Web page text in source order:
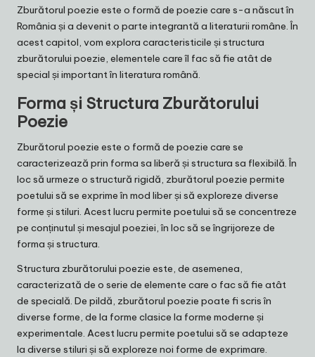
Zburătorul poezie este o formă de poezie care s-a născut în
România și a devenit o parte integrantă a literaturii române. În
acest capitol, vom explora caracteristicile și structura
zburătorului poezie, elementele care îl fac să fie atât de
special și important în literatura română.
Forma și Structura Zburătorului
Poezie
Zburătorul poezie este o formă de poezie care se
caracterizează prin forma sa liberă și structura sa flexibilă. În
loc să urmeze o structură rigidă, zburătorul poezie permite
poetului să se exprime în mod liber și să exploreze diverse
forme și stiluri. Acest lucru permite poetului să se concentreze
pe conținutul și mesajul poeziei, în loc să se îngrijoreze de
forma și structura.
Structura zburătorului poezie este, de asemenea,
caracterizată de o serie de elemente care o fac să fie atât
de specială. De pildă, zburătorul poezie poate fi scris în
diverse forme, de la forme clasice la forme moderne și
experimentale. Acest lucru permite poetului să se adapteze
la diverse stiluri și să exploreze noi forme de exprimare.